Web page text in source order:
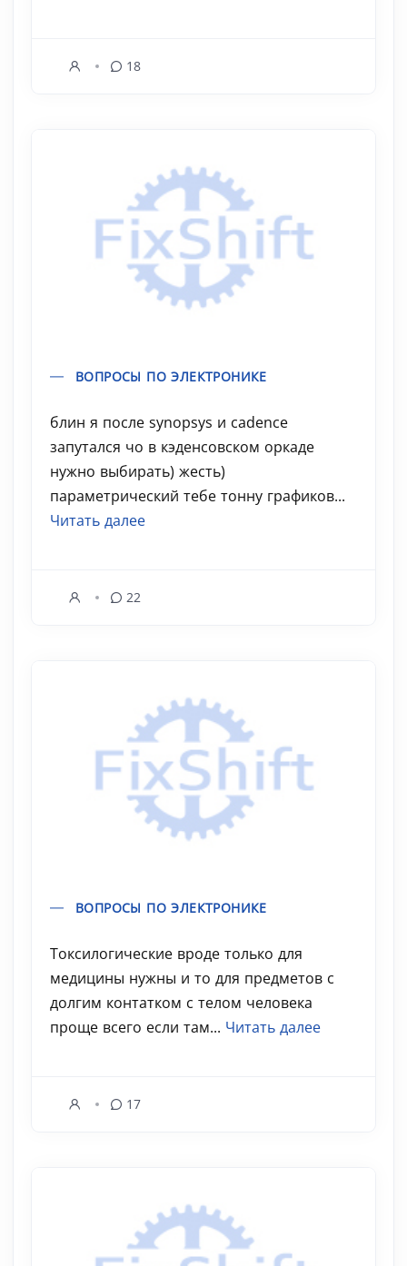
18
ВОПРОСЫ ПО ЭЛЕКТРОНИКЕ
блин я после synopsys и cadence
запутался чо в кэденсовском оркаде
нужно выбирать) жесть)
параметрический тебе тонну графиков...
Читать далее
22
ВОПРОСЫ ПО ЭЛЕКТРОНИКЕ
Токсилогические вроде только для
медицины нужны и то для предметов с
долгим контатком с телом человека
проще всего если там... Читать далее
17